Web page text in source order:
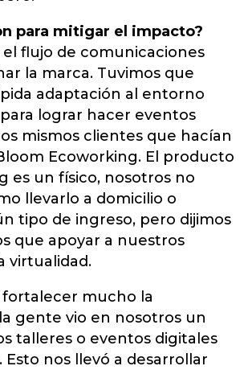
para mitigar el impacto?
flujo de comunicaciones
la marca. Tuvimos que
adaptación al entorno
lograr hacer eventos
mismos clientes que hacían
Ecoworking. El producto
es un físico, nosotros no
llevarlo a domicilio o
tipo de ingreso, pero dijimos
que apoyar a nuestros
virtualidad.
fortalecer mucho la
gente vio en nosotros un
talleres o eventos digitales
Esto nos llevó a desarrollar